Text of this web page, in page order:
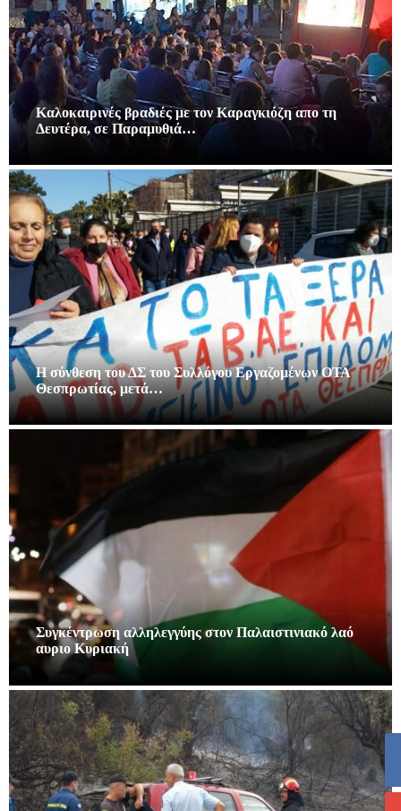
Καλοκαιρινές βραδιές με τον Καραγκιόζη απο τη
Δευτέρα, σε Παραμυθιά…
Η σύνθεση του ΔΣ του Συλλόγου Εργαζομένων ΟΤΑ
Θεσπρωτίας, μετά…
Συγκέντρωση αλληλεγγύης στον Παλαιστινιακό λαό
αυριο Κυριακή